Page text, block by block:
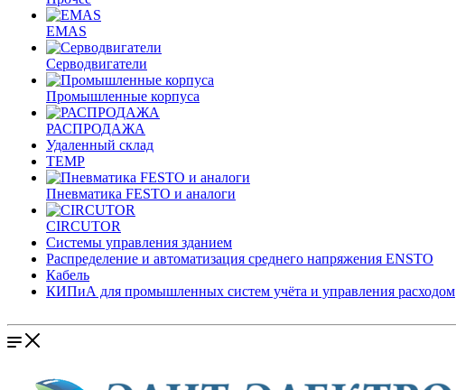
EMAS
Cерводвигатели
Промышленные корпуса
РАСПРОДАЖА
Удаленный склад
TEMP
Пневматика FESTO и аналоги
CIRCUTOR
Системы управления зданием
Распределение и автоматизация среднего напряжения ENSTO
Кабель
КИПиА для промышленных систем учёта и управления расходом